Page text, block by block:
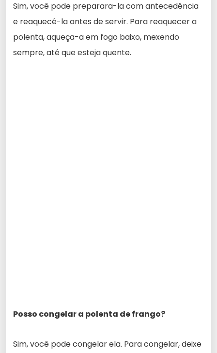
Sim, você pode preparara-la com antecedência
e reaquecê-la antes de servir. Para reaquecer a
polenta, aqueça-a em fogo baixo, mexendo
sempre, até que esteja quente.
Posso congelar a polenta de frango?
Sim, você pode congelar ela. Para congelar, deixe